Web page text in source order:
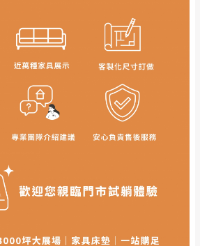
，若需回收家俱可聯絡當地請清潔隊
專線：0800-085-717
商品款式、尺寸、材質是否符合您的
司保有配送與否之權利。
因
拍攝燈光、電腦解析度、螢幕設定
素,造成實品與網頁上有所差異,此並非
情境圖內之擺設物品， 以品名和文案
於三日內完成付款， 交易恕不
低價格售出 ，且在特定時日會給
意。
您的匯款或轉帳通知，商品將不
取消)。
，若需回收家具可聯絡當地請清